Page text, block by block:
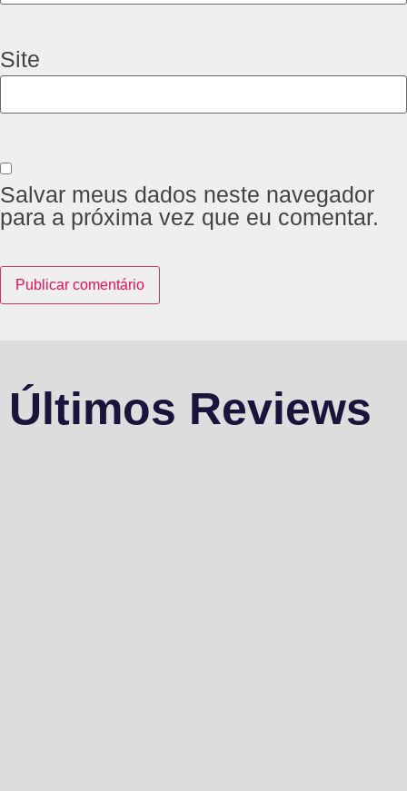
Site
Salvar meus dados neste navegador
para a próxima vez que eu comentar.
Últimos Reviews